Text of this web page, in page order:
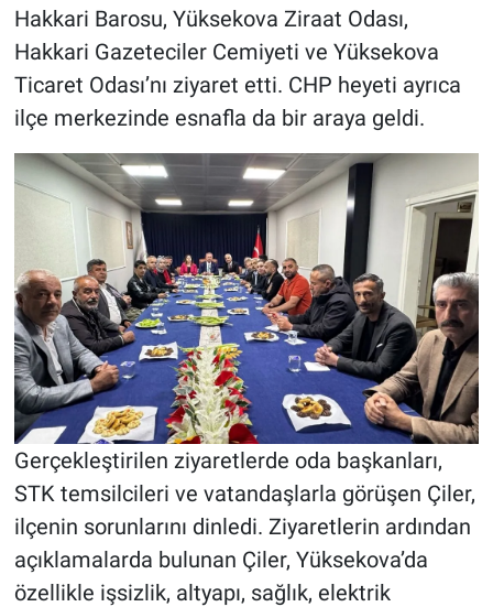
Hakkari Barosu, Yüksekova Ziraat Odası,
Hakkari Gazeteciler Cemiyeti ve Yüksekova
Ticaret Odası’nı ziyaret etti. CHP heyeti ayrıca
ilçe merkezinde esnafla da bir araya geldi.
Gerçekleştirilen ziyaretlerde oda başkanları,
STK temsilcileri ve vatandaşlarla görüşen Çiler,
ilçenin sorunlarını dinledi. Ziyaretlerin ardından
açıklamalarda bulunan Çiler, Yüksekova’da
özellikle işsizlik, altyapı, sağlık, elektrik